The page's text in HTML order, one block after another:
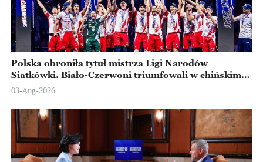
Polska obroniła tytuł mistrza Ligi Narodów
Siatkówki. Biało-Czerwoni triumfowali w chińskim
Ningbo
03-Aug-2026